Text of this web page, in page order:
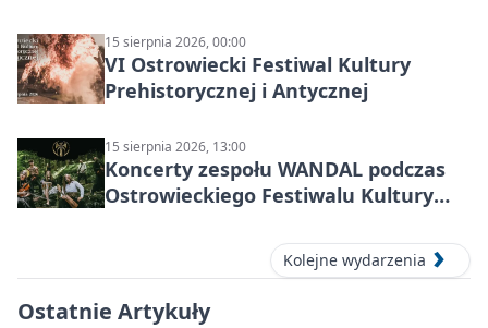
15 sierpnia 2026, 00:00
VI Ostrowiecki Festiwal Kultury
Prehistorycznej i Antycznej
15 sierpnia 2026, 13:00
Koncerty zespołu WANDAL podczas
Ostrowieckiego Festiwalu Kultury
Kolejne wydarzenia
Ostatnie Artykuły